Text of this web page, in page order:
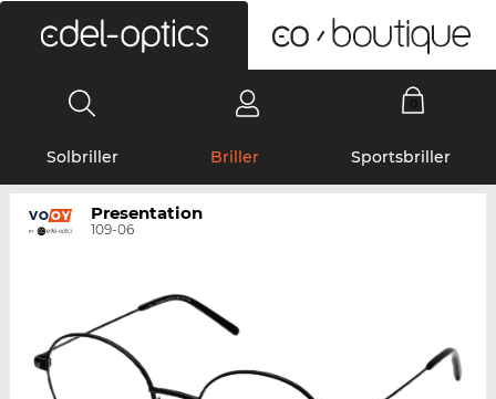
Solbriller Briller Sportsbriller
Presentation
109-06